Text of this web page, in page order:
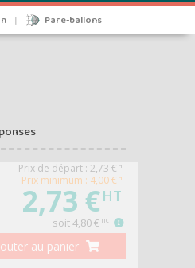
Pare-ballons
Prix de départ : 2,73 € HT
Prix minimum : 4,00 € HT
2,73 €HT
soit4,80 € TTC
au panier